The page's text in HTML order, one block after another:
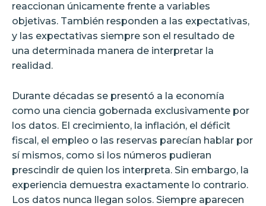
reaccionan únicamente frente a variables
objetivas. También responden a las expectativas,
y las expectativas siempre son el resultado de
una determinada manera de interpretar la
realidad.
Durante décadas se presentó a la economía
como una ciencia gobernada exclusivamente por
los datos. El crecimiento, la inflación, el déficit
fiscal, el empleo o las reservas parecían hablar por
sí mismos, como si los números pudieran
prescindir de quien los interpreta. Sin embargo, la
experiencia demuestra exactamente lo contrario.
Los datos nunca llegan solos. Siempre aparecen